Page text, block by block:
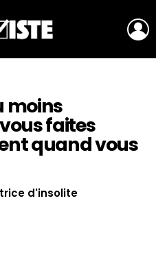
moins
faites
quand vous
d'insolite